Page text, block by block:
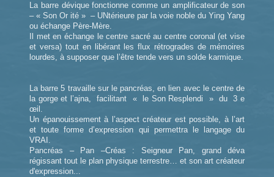
La barre dévique fonctionne comme un amplificateur de son
– « Son Or ité » – UNtérieure par la voie noble du Ying Yang
ou échange Père-Mère.
Il met en échange le centre sacré au centre coronal (et vise
et versa) tout en libérant les flux rétrogrades de mémoires
lourdes, à supposer que l’être tende vers un solde karmique.
La barre 5 travaille sur le pancréas, en lien avec le centre de
la gorge et l’ajna, facilitant « le Son Resplendi » du 3 e
œil.
Un épanouissement à l’aspect créateur est possible, à l’art
et toute forme d’expression qui permettra le langage du
VRAI.
Pancréas – Pan –Créas : Seigneur Pan, grand déva
régissant tout le plan physique terrestre… et son art créateur
d'expression...